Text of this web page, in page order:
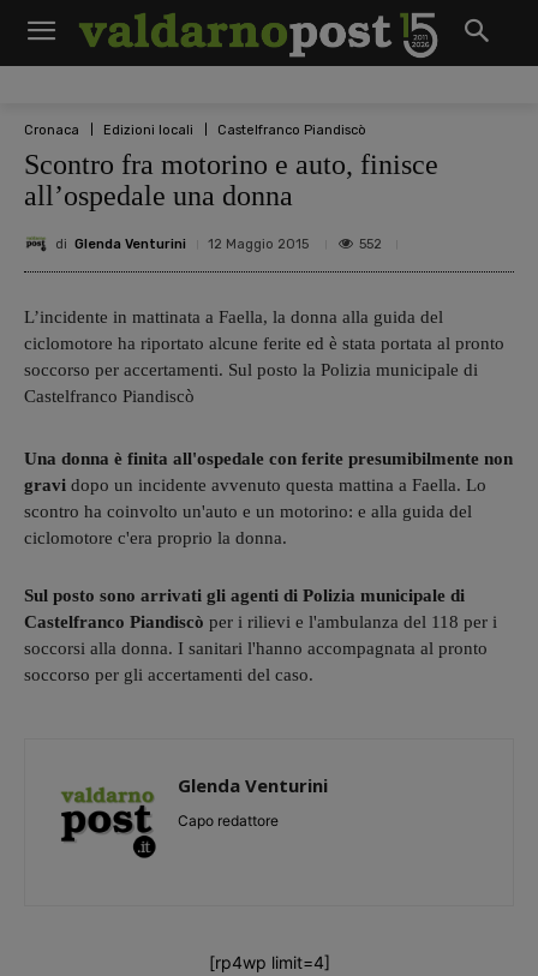
Cronaca Edizioni locali Castelfranco Piandiscò
Scontro fra motorino e auto, finisce
all’ospedale una donna
di Glenda Venturini 12 Maggio 2015 552
L’incidente in mattinata a Faella, la donna alla guida del
ciclomotore ha riportato alcune ferite ed è stata portata al pronto
soccorso per accertamenti. Sul posto la Polizia municipale di
Castelfranco Piandiscò
Una donna è finita all'ospedale con ferite presumibilmente non
gravi dopo un incidente avvenuto questa mattina a Faella. Lo
scontro ha coinvolto un'auto e un motorino: e alla guida del
ciclomotore c'era proprio la donna.
Sul posto sono arrivati gli agenti di Polizia municipale di
Castelfranco Piandiscò per i rilievi e l'ambulanza del 118 per i
soccorsi alla donna. I sanitari l'hanno accompagnata al pronto
soccorso per gli accertamenti del caso.
Glenda Venturini
Capo redattore
[rp4wp limit=4]